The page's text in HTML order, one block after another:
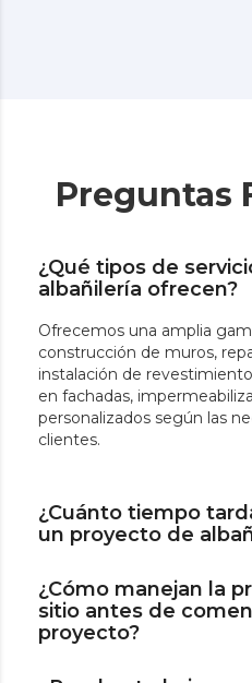
Preguntas
¿Qué tipos de
albañilería ofrecen?
Ofrecemos una amplia
construcción de muros,
instalación de
en fachadas,
personalizados según las
clientes.
¿Cuánto tiempo
un proyecto de
¿Cómo manejan la
sitio antes de
proyecto?